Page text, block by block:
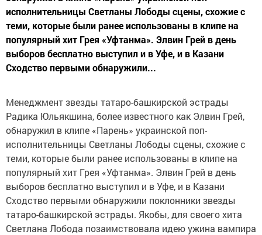
исполнительницы Светланы Лободы сцены, схожие с
теми, которые были ранее использованы в клипе на
популярный хит Грея «Уфтанма». Элвин Грей в день
выборов бесплатно выступил и в Уфе, и в Казани
Сходство первыми обнаружили...
Менеджмент звезды татаро-башкирской эстрады
Радика Юльякшина, более известного как Элвин Грей,
обнаружил в клипе «Парень» украинской поп-
исполнительницы Светланы Лободы сцены, схожие с
теми, которые были ранее использованы в клипе на
популярный хит Грея «Уфтанма». Элвин Грей в день
выборов бесплатно выступил и в Уфе, и в Казани
Сходство первыми обнаружили поклонники звезды
татаро-башкирской эстрады. Якобы, для своего хита
Светлана Лобода позаимствовала идею ужина вампира